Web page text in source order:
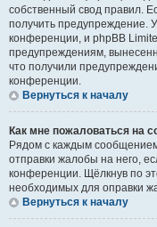
собственный свод правил.
получить предупреждение.
конференции, и phpBB
предупреждениям,
что получили
конференции.
Вернуться к началу
Как мне пожаловаться на
Рядом с каждым
отправки жалобы на него,
конференции. Щёлкнув по
необходимых для оправки
Вернуться к началу